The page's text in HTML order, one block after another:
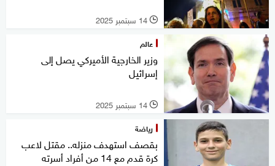
l 14 سبتمبر 2025
عالم
وزير الخارجية الأميركي يصل إلى
إسرائيل
l 14 سبتمبر 2025
رياضة
بقصف استهدف منزله.. مقتل لاعب
كرة قدم مع 14 من أفراد أسرته